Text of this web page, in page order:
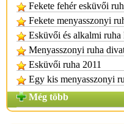
Fekete fehér esküvői
Fekete menyasszonyi
Esküvői és alkalmi ruha
Menyasszonyi ruha
Esküvői ruha 2011
Egy kis menyasszonyi
Még több